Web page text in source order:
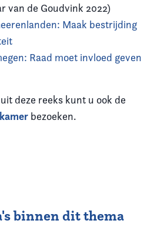
van de Goudvink 2022)
Maak bestrijding
Raad moet invloed geven
deze reeks kunt u ook de
bezoeken.
binnen dit thema